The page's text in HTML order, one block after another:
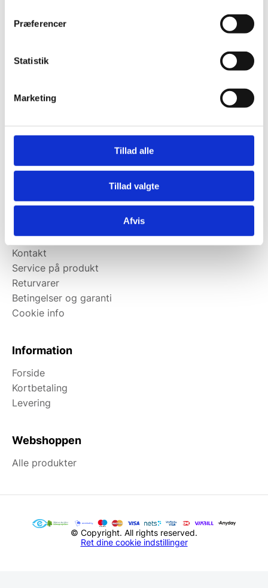
Præferencer
Statistik
Marketing
Tillad alle
Tillad valgte
Afvis
Telefon træffetid:
Mandag til torsdag: 10:00 – 14:00.
Afhentning muligt
man-torsdag fra 08:00-16:00.
Fredag 08:00-13.00
Kundeservice
Kontakt
Service på produkt
Returvarer
Betingelser og garanti
Cookie info
Information
Forside
Kortbetaling
Levering
Webshoppen
Alle produkter
© Copyright. All rights reserved.
Ret dine cookie indstillinger